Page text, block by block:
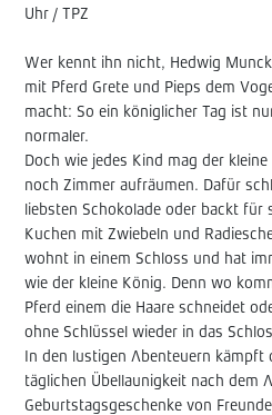
Uhr / TPZ
Wer kennt ihn nicht, Hedwig
mit Pferd Grete und Pieps dem
macht: So ein königlicher Tag ist
normaler.
Doch wie jedes Kind mag der
noch Zimmer aufräumen. Dafür
liebsten Schokolade oder backt für
Kuchen mit Zwiebeln und
wohnt in einem Schloss und hat
wie der kleine König. Denn wo
Pferd einem die Haare schneidet
ohne Schlüssel wieder in das
In den lustigen Abenteuern
täglichen Übellaunigkeit nach dem
Geburtstagsgeschenke von